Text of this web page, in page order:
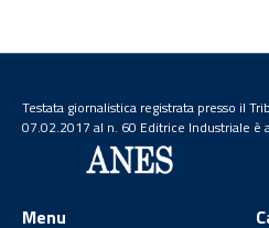
Testata giornalistica registrata presso il
07.02.2017 al n. 60 Editrice Industriale è
Menu